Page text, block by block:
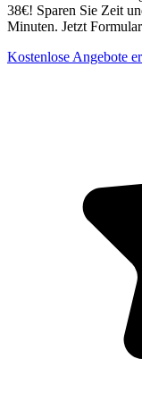
38€! Sparen Sie Zeit
Minuten. Jetzt
Kostenlose Angebote